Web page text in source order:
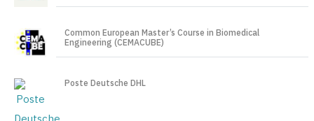
Common European Master’s Course in Biomedical
Engineering (CEMACUBE)
Poste Deutsche DHL